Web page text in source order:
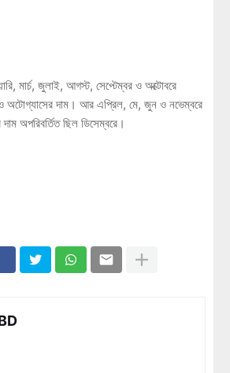
মার্চ, জুলাই, আগস্ট, সেপ্টেম্বর ও অক্টোবরে
অটোগ্যাসের দাম। আর এপ্রিল, মে, জুন ও নভেম্বরে
অপরিবর্তিত ছিল ডিসেম্বরে।